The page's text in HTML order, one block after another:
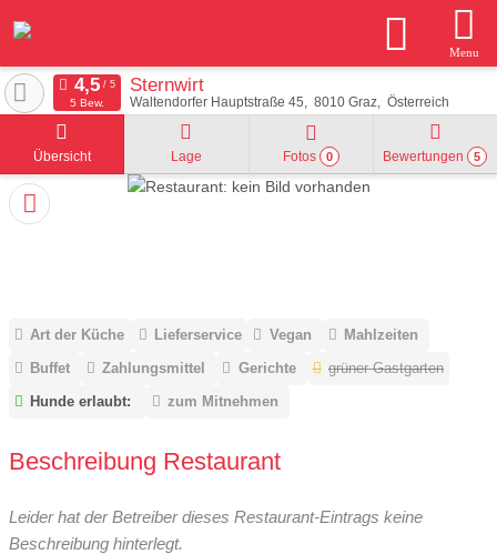
Menu
Sternwirt
Waltendorfer Hauptstraße 45 8010 Graz Österreich
5 Bew.
Übersicht Lage Fotos 0 Bewertungen 5
Art der Küche Lieferservice Vegan
Mahlzeiten
Buffet
Zahlungsmittel Gerichte
grüner Gastgarten
Hunde erlaubt:
zum Mitnehmen
Beschreibung Restaurant
Leider hat der Betreiber dieses Restaurant-Eintrags keine
Beschreibung hinterlegt.